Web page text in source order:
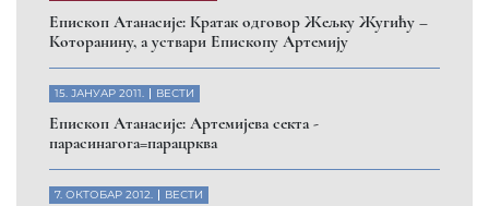
Eпископ Атанасије: Кратак одговор Жељку Жугићу –
Которанину, а уствари Епископу Артемију
15. ЈАНУАР 2011. ВЕСТИ
Eпископ Атанасије: Артемијева секта -
парасинагога=парацрква
7. ОКТОБАР 2012. ВЕСТИ